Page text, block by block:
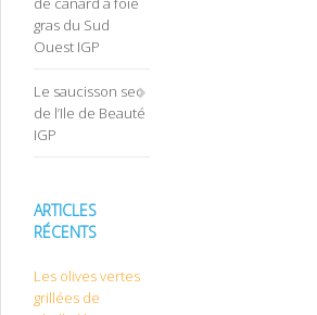
gras du Sud
Ouest IGP
Le saucisson sec
de l’Ile de Beauté
IGP
ARTICLES
RÉCENTS
Les olives vertes
grillées de